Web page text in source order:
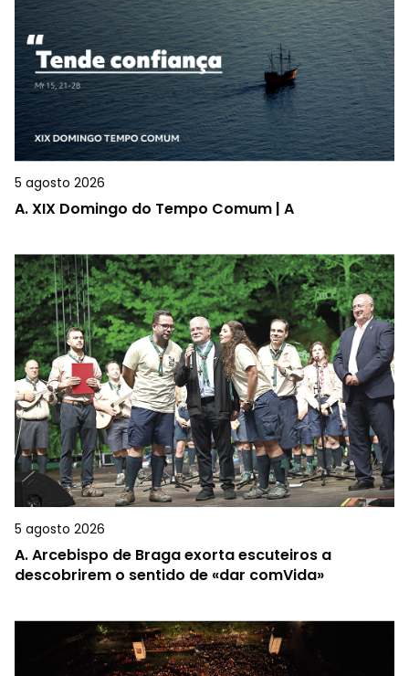
5 agosto 2026
A.XIX Domingo do Tempo Comum | A
5 agosto 2026
A.Arcebispo de Braga exorta escuteiros a
descobrirem o sentido de «dar comVida»